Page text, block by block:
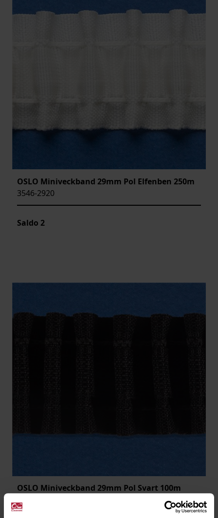
OSLO Miniveckband 29mm Pol Elfenben 250m
3546-2920
Saldo 2
OSLO Miniveckband 29mm Pol Svart 100m